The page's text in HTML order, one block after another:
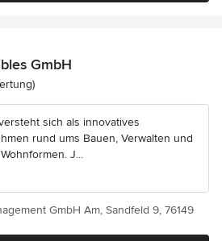
GmbH
5 von 5 Sternen
sich als innovatives
rund ums Bauen, Verwalten und
J...
GmbH Am, Sandfeld 9, 76149